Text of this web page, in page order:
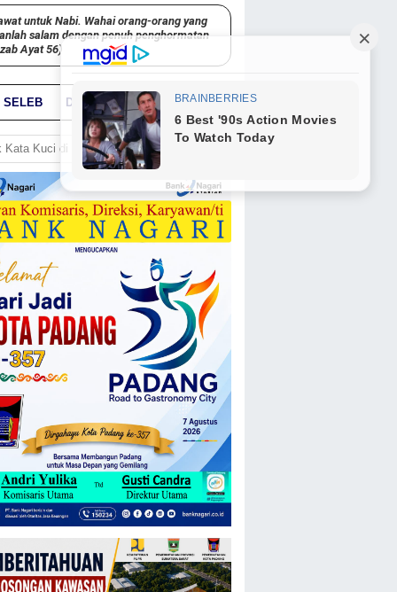
untuk Nabi. Wahai orang-orang yang
salam dengan penuh penghormatan
Ayat 56)
SELEB DUNIA PARIWARA